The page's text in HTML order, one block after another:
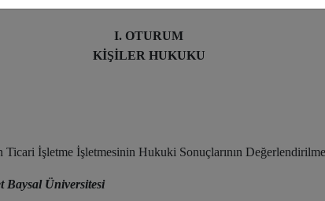
I. OTURUM
KİŞİLER HUKUKU
İşletme İşletmesinin Hukuki Sonuçlarının
Baysal Üniversitesi